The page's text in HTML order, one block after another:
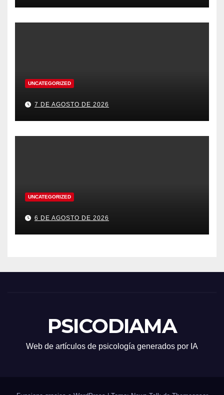
UNCATEGORIZED
7 DE AGOSTO DE 2026
UNCATEGORIZED
6 DE AGOSTO DE 2026
PSICODIAMA
Web de artículos de psicología generados por IA